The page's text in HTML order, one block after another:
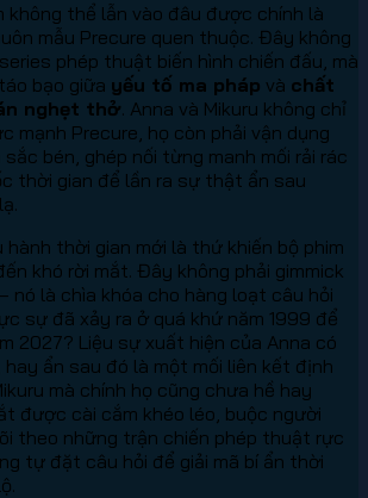
không thể lẫn vào đâu được chính là
mẫu Precure quen thuộc. Đây không
phép thuật biến hình chiến đấu, mà
bạo giữa yếu tố ma pháp và chất
nghẹt thở. Anna và Mikuru không chỉ
mạnh Precure, họ còn phải vận dụng
bén, ghép nối từng manh mối rải rác
thời gian để lần ra sự thật ẩn sau
hành thời gian mới là thứ khiến bộ phim
khó rời mắt. Đây không phải gimmick
nó là chìa khóa cho hàng loạt câu hỏi
sự đã xảy ra ở quá khứ năm 1999 để
2027? Liệu sự xuất hiện của Anna có
ẩn sau đó là một mối liên kết định
mà chính họ cũng chưa hề hay
được cài cắm khéo léo, buộc người
theo những trận chiến phép thuật rực
tự đặt câu hỏi để giải mã bí ẩn thời